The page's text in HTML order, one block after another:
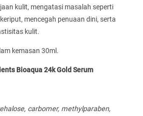
kulit, mengatasi masalah seperti
mencegah penuaan dini, serta
kulit.
kemasan 30ml.
Bioaqua 24k Gold Serum
carbomer, methylparaben,